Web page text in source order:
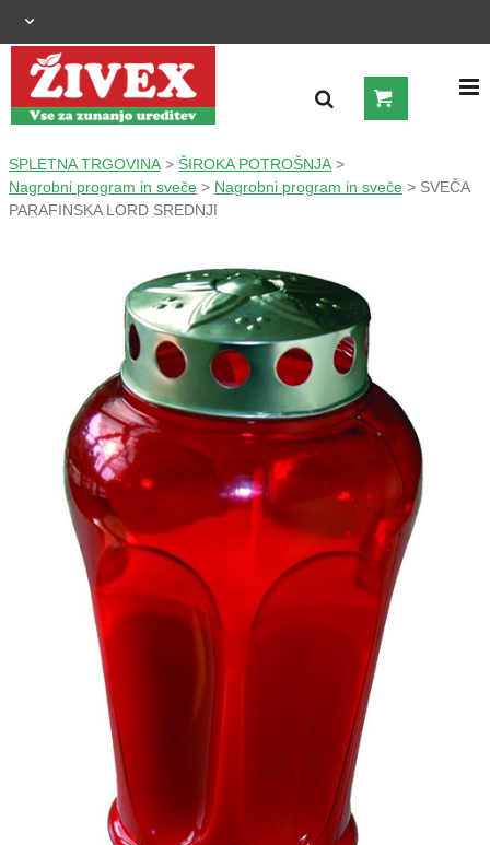
OGRAJNI SISTEMI
ZUNANJA UREDITEV
OGREVANJE IN HLAJENJE
GRADNJA
ŠIROKA POTROŠNJA
ŽIVKO POMETA - OUTLET
SPLETNA TRGOVINA > ŠIROKA POTROŠNJA >
Nagrobni program in sveče > Nagrobni program in sveče > SVEČA
PARAFINSKA LORD SREDNJI